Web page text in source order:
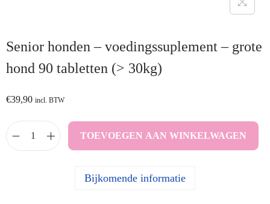
Senior honden – voedingssuplement – grote
hond 90 tabletten (> 30kg)
€39,90 incl. BTW
TOEVOEGEN AAN WINKELWAGEN
Bijkomende informatie